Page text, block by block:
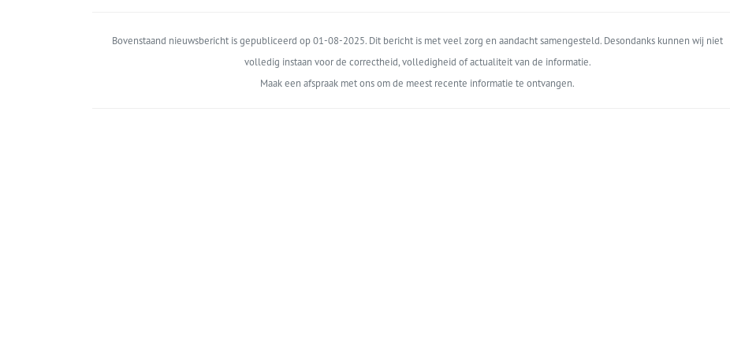
Bovenstaand nieuwsbericht is gepubliceerd op 01-08-2025. Dit bericht is met veel zorg en aandacht samengesteld. Desondanks kunnen wij niet
volledig instaan voor de correctheid, volledigheid of actualiteit van de informatie.
Maak een afspraak met ons om de meest recente informatie te ontvangen.